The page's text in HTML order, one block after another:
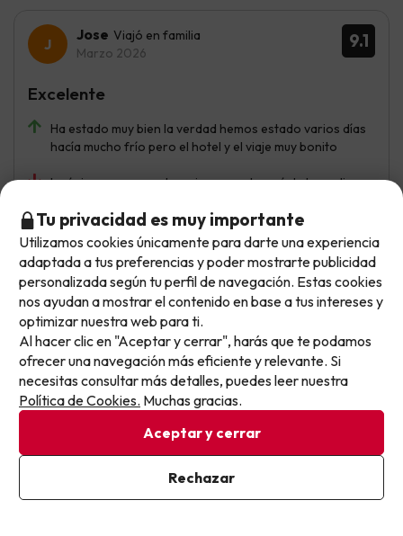
9.1
Jose Viajó en familia
Marzo 2026
Ha estado muy bien la verdad hemos estado varios días
hacía mucho frío pero el hotel y el viaje muy bonito
Lo único que se puede mejorar es el menú de la media
Excelente
9.1
Secy
Viajó en familia
Marzo 2026
El silencio para descansar, el entorno, personal
agradable, camas cómodas, habitaciones grandes,
bebidas Vegetales, soja, avena...
Excelente
No llegas tarde: llegas al siguiente.
Este chollo ya ha caducado, pero cada día lanzamos
nuevas oportunidades para viajar mejor y pagar
menos.
Apúntate y que el próximo no se te escape.
Pon tu mejor e-mail
Ya estoy suscrito
Al suscribirte, confirmas haber leído y estar de acuerdo con la
Tu privacidad es muy importante
Utilizamos cookies únicamente para darte una experiencia
adaptada a tus preferencias y poder mostrarte publicidad
personalizada según tu perfil de navegación. Estas cookies
nos ayudan a mostrar el contenido en base a tus intereses y
optimizar nuestra web para ti.
Al hacer clic en "Aceptar y cerrar", harás que te podamos
ofrecer una navegación más eficiente y relevante. Si
necesitas consultar más detalles, puedes leer nuestra
Política de Cookies. Muchas gracias.
Aceptar y cerrar
Rechazar